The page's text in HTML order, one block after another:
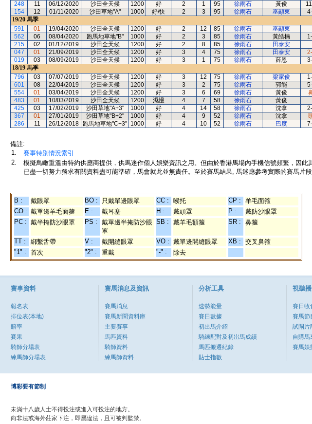
248
11 06/12/2020 沙田全天候 1200 好 2 1 95 徐雨石 黃俊
154
12 01/11/2020 沙田草地"A" 1000 好/快 2 3 95 徐雨石 巫顯東
19/20 馬季
591
01 19/04/2020 沙田全天候 1200 好 2 12 85 徐雨石 巫顯東
562
06 08/04/2020 跑馬地草地"B" 1000 好 2 3 85 徐雨石 黃皓楠
215
02 01/12/2019 沙田全天候 1200 好 2 8 85 徐雨石 田泰安
047
01 21/09/2019 沙田全天候 1200 好 3 4 75 徐雨石 田泰安
019
03 08/09/2019 沙田全天候 1200 好 3 1 75 徐雨石 薛恩
18/19 馬季
796
03 07/07/2019 沙田全天候 1200 好 3 12 75 徐雨石 梁家俊
601
08 22/04/2019 沙田全天候 1200 好 3 2 75 徐雨石 郭能
554
01 03/04/2019 沙田全天候 1200 好 3 6 69 徐雨石 黃俊
483
01 10/03/2019 沙田全天候 1200 濕慢 4 7 58 徐雨石 黃俊
425
03 17/02/2019 沙田草地"A+3" 1000 好 4 14 58 徐雨石 沈拿
367
01 27/01/2019 沙田草地"B+2" 1000 好 4 9 52 徐雨石 沈拿
286
11 26/12/2018 跑馬地草地"C+3" 1000 好 4 10 52 徐雨石 巴度
備註:
1.
賽事特別情況索引
2.
模擬鳥瞰重溫由特約供應商提供，供馬迷作個人娛樂資訊之用。但由於香港馬場內手機信號頻繁，因
已盡一切努力務求有關資料盡可能準確，馬會就此並無責任。至於賽馬結果, 馬迷應參考實際的賽馬片段
B : 戴眼罩 BO : 只戴單邊眼罩 CC : 喉托 CP :
羊毛面箍
CO : 戴單邊羊毛面箍 E : 戴耳塞 H : 戴頭罩 P :
戴防沙眼罩
PC : 戴半掩防沙眼罩 PS :
戴單邊半掩防沙眼
罩
SB : 戴羊毛額箍 SR : 鼻箍
TT : 綁繫舌帶 V : 戴開縫眼罩 VO : 戴單邊開縫眼罩 XB :
交叉鼻箍
"1" :
首次 "2" : 重戴 "-" : 除去
賽事資料
報名表
排位表(本地)
賠率
賽果
騎師分場表
練馬師分場表
賽馬消息及資訊
賽馬消息
賽馬新聞資料庫
主要賽事
馬匹資料
騎師資料
練馬師資料
分析工具
速勢能量
賽日數據
初出馬介紹
騎練配對及初岀馬成績
馬匹搬遷紀錄
貼士指數
視聽
賽日收
賽馬節
試閘片
自購馬
賽馬娛
博彩要有節制
未滿十八歲人士不得投注或進入可投注的地方。
向非法或海外莊家下注，即屬違法，且可被判監禁。